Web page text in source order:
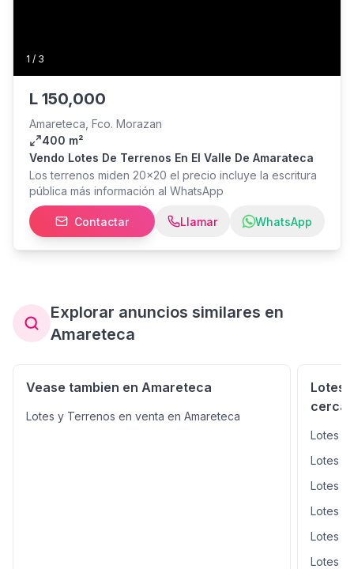
1 / 3
L 150,000
Amareteca, Fco. Morazan
400 m²
Vendo Lotes De Terrenos En El Valle De Amarateca
Los terrenos miden 20x20 el precio incluye la escritura
pública más información al WhatsApp
Contactar Llamar WhatsApp
Explorar anuncios similares en
Amareteca
Vease tambien en Amareteca
Lotes y Terrenos en venta en Amareteca
Lotes
Lotes y
Lotes y
Lotes y
Lotes y
Lotes y
Lotes y